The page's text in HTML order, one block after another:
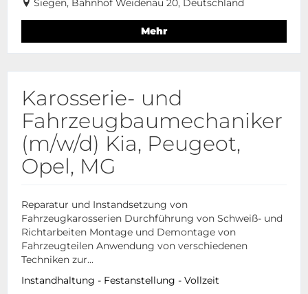
Siegen, Bahnhof Weidenau 20, Deutschland
Mehr
Karosserie- und
Fahrzeugbaumechaniker
(m/w/d) Kia, Peugeot,
Opel, MG
Reparatur und Instandsetzung von
Fahrzeugkarosserien Durchführung von Schweiß- und
Richtarbeiten Montage und Demontage von
Fahrzeugteilen Anwendung von verschiedenen
Techniken zur...
Instandhaltung - Festanstellung - Vollzeit